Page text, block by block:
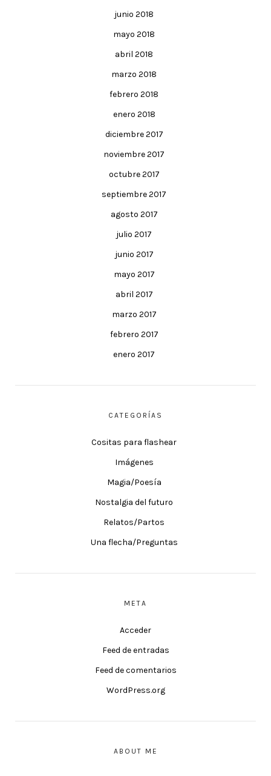
junio 2018
mayo 2018
abril 2018
marzo 2018
febrero 2018
enero 2018
diciembre 2017
noviembre 2017
octubre 2017
septiembre 2017
agosto 2017
julio 2017
junio 2017
mayo 2017
abril 2017
marzo 2017
febrero 2017
enero 2017
CATEGORÍAS
Cositas para flashear
Imágenes
Magia/Poesía
Nostalgia del futuro
Relatos/Partos
Una flecha/Preguntas
META
Acceder
Feed de entradas
Feed de comentarios
WordPress.org
ABOUT ME